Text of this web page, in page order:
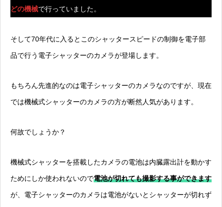
どの機械で行っていました。
そして70年代に入るとこのシャッタースピードの制御を電子部
品で行う電子シャッターのカメラが登場します。
もちろん先進的なのは電子シャッターのカメラなのですが、現在
では機械式シャッターのカメラの方が断然人気があります。
何故でしょうか？
機械式シャッターを搭載したカメラの電池は内臓露出計を動かす
ためにしか使われないので電池が切れても撮影する事ができます
が、電子シャッターのカメラは電池がないとシャッターが切れず